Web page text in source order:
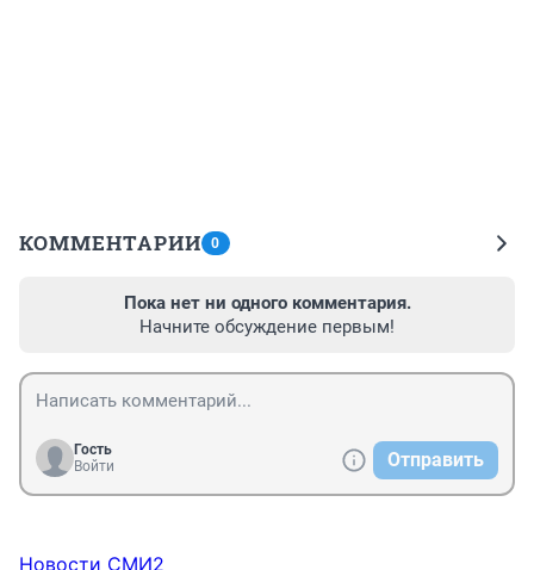
КОММЕНТАРИИ 0
Пока нет ни одного комментария.
Начните обсуждение первым!
Гость
Войти
Отправить
Новости СМИ2